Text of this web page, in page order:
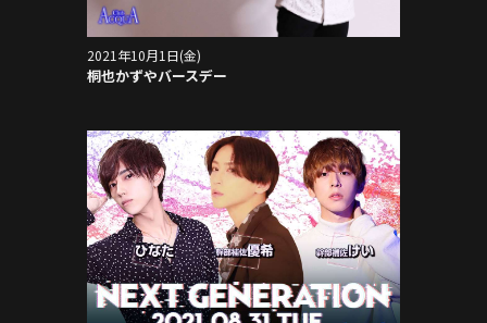
2021年10月1日(金)
桐也かずやバースデー